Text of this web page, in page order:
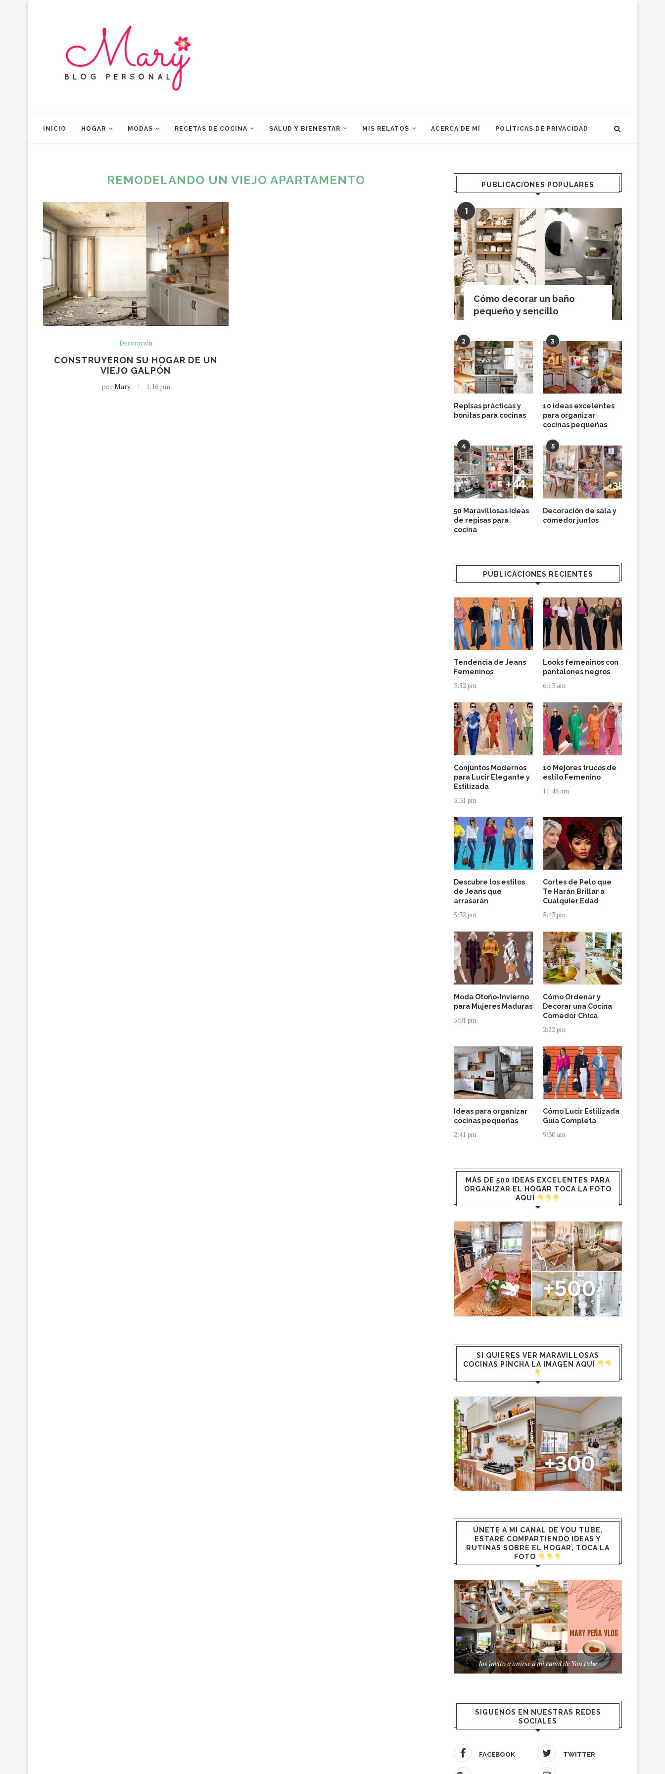
INICIO HOGAR MODAS RECETAS DE COCINA SALUD Y BIENESTAR MIS RELATOS ACERCA DE MÍ POLÍTICAS DE PRIVACIDAD
REMODELANDO UN VIEJO APARTAMENTO
Decoración
CONSTRUYERON SU HOGAR DE UN
VIEJO GALPÓN
porMary 1:16 pm
PUBLICACIONES POPULARES
1
Cómo decorar un baño
pequeño y sencillo
2
Repisas prácticas y
bonitas para cocinas
3
10 ideas excelentes
para organizar
cocinas pequeñas
4
50 Maravillosas ideas
de repisas para
cocina
5
Decoración de sala y
comedor juntos
PUBLICACIONES RECIENTES
Tendencia de Jeans
Femeninos
3:52 pm
Looks femeninos con
pantalones negros
6:13 am
Conjuntos Modernos
para Lucir Elegante y
Estilizada
3:31 pm
10 Mejores trucos de
estilo Femenino
11:46 am
Descubre los estilos
de Jeans que
arrasarán
5:32 pm
Cortes de Pelo que
Te Harán Brillar a
Cualquier Edad
5:43 pm
Moda Otoño-Invierno
para Mujeres Maduras
5:01 pm
Cómo Ordenar y
Decorar una Cocina
Comedor Chica
2:22 pm
Ideas para organizar
cocinas pequeñas
2:41 pm
Cómo Lucir Estilizada
Guía Completa
9:30 am
MÁS DE 500 IDEAS EXCELENTES PARA
ORGANIZAR EL HOGAR TOCA LA FOTO
AQUÍ
SI QUIERES VER MARAVILLOSAS
COCINAS PINCHA LA IMAGEN AQUÍ
ÚNETE A MI CANAL DE YOU TUBE,
ESTARÉ COMPARTIENDO IDEAS Y
RUTINAS SOBRE EL HOGAR, TOCA LA
FOTO
los invito a unirse a mi canal de You tube
SIGUENOS EN NUESTRAS REDES
SOCIALES
FACEBOOK TWITTER